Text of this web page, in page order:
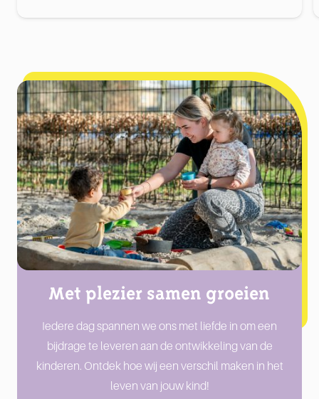
Met plezier samen groeien
Iedere dag spannen we ons met liefde in om een
bijdrage te leveren aan de ontwikkeling van de
kinderen. Ontdek hoe wij een verschil maken in het
leven van jouw kind!